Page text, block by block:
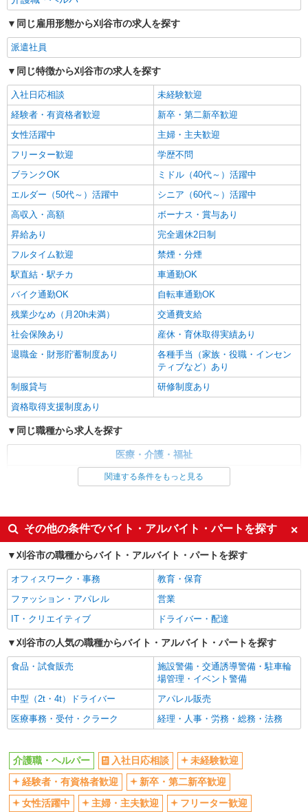
年数13年）650万円 エリア長（平均勤続年数17
年）720万円
派遣社員
給与詳細 ※経験・資格考慮します！ 派遣時
給：1270円〜1400円
愛知県刈谷市小垣江町
キープ 詳細を見る
派遣社員
株式会社トラストグロース 中部支社
住宅型有料老人ホーム内での訪問介護業務全般
給与詳細 ※経験・資格考慮します！ 派遣時
給：1300円〜1700円
愛知県刈谷市築地町
キープ 詳細を見る
同じ雇用形態から刈谷市の求人を探す
派遣社員
同じ特徴から刈谷市の求人を探す
入社日応相談
未経験歓迎
経験者・有資格者歓迎
新卒・第二新卒歓迎
女性活躍中
主婦・主夫歓迎
フリーター歓迎
学歴不問
ブランクOK
ミドル（40代～）活躍中
エルダー（50代～）活躍中
シニア（60代～）活躍中
高収入・高額
ボーナス・賞与あり
昇給あり
完全週休2日制
フルタイム歓迎
禁煙・分煙
駅直結・駅チカ
車通勤OK
バイク通勤OK
自転車通勤OK
残業少なめ（月20h未満）
交通費支給
社会保険あり
産休・育休取得実績あり
退職金・財形貯蓄制度あり
各種手当（家族・役職・インセン
ティブなど）あり
制服貸与
研修制度あり
資格取得支援制度あり
同じ職種から求人を探す
医療・介護・福祉
未経験歓迎
ミドル（40代～）活躍中
ボーナス・賞与あり
車通勤OK
交通費支給
社会保険あり
産休・育休取得実績あり
関連する条件をもっと見る
その他の条件でバイト・アルバイト・パートを探す
刈谷市の職種からバイト・アルバイト・パートを探す
オフィスワーク・事務
教育・保育
ファッション・アパレル
営業
IT・クリエイティブ
ドライバー・配達
刈谷市の人気の職種からバイト・アルバイト・パートを探す
食品・試食販売
施設警備・交通誘導警備・駐車輪
場管理・イベント警備
中型（2t・4t）ドライバー
アパレル販売
医療事務・受付・クラーク
経理・人事・労務・総務・法務
介護職・ヘルパー 入社日応相談
未経験歓迎
経験者・有資格者歓迎
新卒・第二新卒歓迎
女性活躍中
主婦・主夫歓迎
フリーター歓迎